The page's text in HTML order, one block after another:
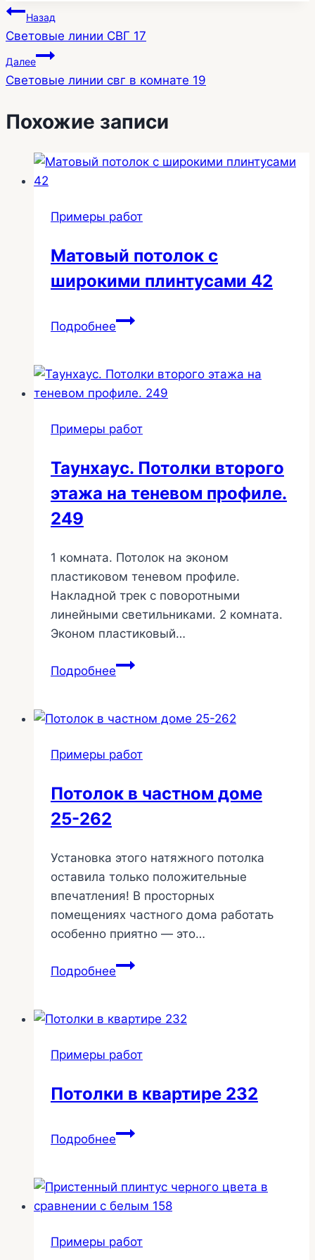
Навигация
по
записям
Назад
Световые линии СВГ 17
Далее
Световые линии свг в комнате 19
Похожие записи
Примеры работ
Матовый потолок с
широкими плинтусами 42
ПодробнееМатовый
широкими
плинтусами
Примеры работ
Таунхаус. Потолки второго
этажа на теневом профиле.
249
1 комната. Потолок на эконом
пластиковом теневом профиле.
Накладной трек с поворотными
линейными светильниками. 2 комната.
Эконом пластиковый…
ПодробнееТаунхаус.
этажа
теневом
249
Примеры работ
Потолок в частном доме
25-262
Установка этого натяжного потолка
оставила только положительные
впечатления! В просторных
помещениях частного дома работать
особенно приятно — это…
ПодробнееПотолок
доме
262
Примеры работ
Потолки в квартире 232
ПодробнееПотолки
232
Примеры работ